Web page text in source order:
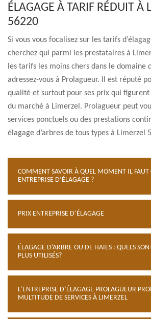
ÉLAGAGE À TARIF RÉDUIT À
56220
Si vous vous focalisez sur les tarifs
cherchez qui parmi les prestataires à
les tarifs les moins chers dans le domaine
adressez-vous à Prolagueur. Il est réputé
qualité et surtout pour ses prix qui figurent
du marché à Limerzel. Prolagueur peut
services ponctuels ou des prestations
élagage d’arbres de tous types à Limerzel
COMMENT SAVOIR À QUEL MOMENT IL FAUT
ENTREPRISE D’ÉLAGAGE ?
PRIX ENTREPRISE D’ÉLAGAGE
ÉLAGAGE D’ARBRE OU DE HAIES : QUELS
PLUS UTILISÉS?
L’ENTREPRISE D’ÉLAGAGE PROLAGUEUR
MULTITUDE DE SERVICES À LIMERZEL